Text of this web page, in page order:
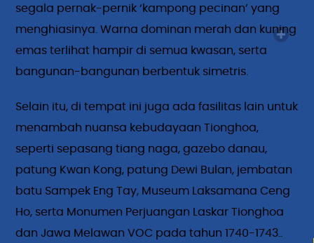
segala pernak-pernik ‘kampong pecinan’ yang
menghiasinya. Warna dominan merah dan kuning
emas terlihat hampir di semua kwasan, serta
bangunan-bangunan berbentuk simetris.
Selain itu, di tempat ini juga ada fasilitas lain untuk
menambah nuansa kebudayaan Tionghoa,
seperti sepasang tiang naga, gazebo danau,
patung Kwan Kong, patung Dewi Bulan, jembatan
batu Sampek Eng Tay, Museum Laksamana Ceng
Ho, serta Monumen Perjuangan Laskar Tionghoa
dan Jawa Melawan VOC pada tahun 1740-1743..